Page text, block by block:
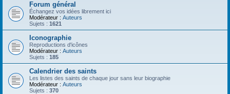
Forum général
Échangez vos idées librement ici
Modérateur : Auteurs
Sujets : 1621
Iconographie
Reproductions d'icônes
Modérateur : Auteurs
Sujets : 185
Calendrier des saints
Les listes des saints de chaque jour sans leur biographie
Modérateur : Auteurs
Sujets : 370